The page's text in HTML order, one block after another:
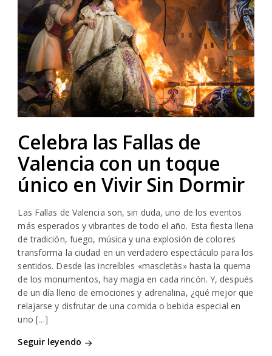
Celebra las Fallas de
Valencia con un toque
único en Vivir Sin Dormir
Las Fallas de Valencia son, sin duda, uno de los eventos
más esperados y vibrantes de todo el año. Esta fiesta llena
de tradición, fuego, música y una explosión de colores
transforma la ciudad en un verdadero espectáculo para los
sentidos. Desde las increíbles «mascletàs» hasta la quema
de los monumentos, hay magia en cada rincón. Y, después
de un día lleno de emociones y adrenalina, ¿qué mejor que
relajarse y disfrutar de una comida o bebida especial en
uno […]
Seguir leyendo